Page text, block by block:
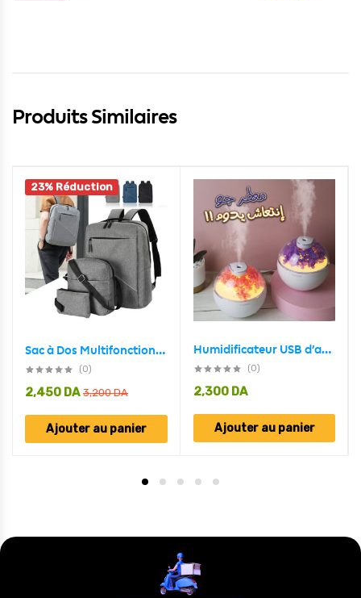
Produits Similaires
23% Réduction
Sac à Dos Multifonctionnel 3Pcs Sortie USB Emplacement PC Portable
(0)
3,200DA
2,450 DA
Ajouter au panier
Humidificateur USB d’aromathérapie silencieux de grande capacité
(0)
2,300 DA
Ajouter au panier